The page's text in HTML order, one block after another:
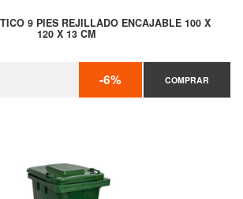
9 PIES REJILLADO ENCAJABLE 100 X
120 X 13 CM
-6% COMPRAR